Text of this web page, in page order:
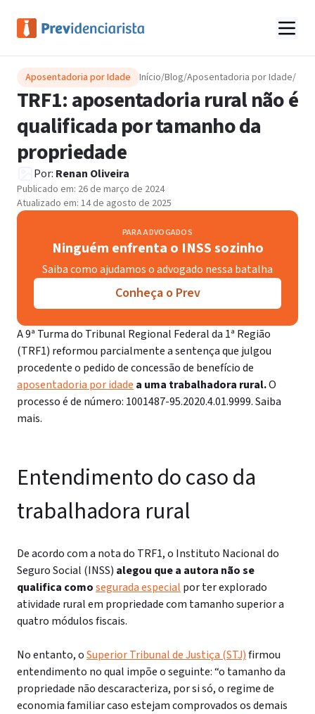
Aposentadoria por Idade Início/Blog/Aposentadoria por Idade/
TRF1: aposentadoria rural não é
qualificada por tamanho da
propriedade
Por: Renan Oliveira
Publicado em: 26 de março de 2024
Atualizado em: 14 de agosto de 2025
PARA ADVOGADOS
Ninguém enfrenta o INSS sozinho
Saiba como ajudamos o advogado nessa batalha
Conheça o Prev
A 9ª Turma do Tribunal Regional Federal da 1ª Região
(TRF1) reformou parcialmente a sentença que julgou
procedente o pedido de concessão de benefício de
aposentadoria por idade a uma trabalhadora rural.O
processo é de número: 1001487-95.2020.4.01.9999. Saiba
mais.
Entendimento do caso da
trabalhadora rural
De acordo com a nota do TRF1, o Instituto Nacional do
Seguro Social (INSS) alegou que a autora não se
qualifica comosegurada especial por ter explorado
atividade rural em propriedade com tamanho superior a
quatro módulos fiscais.
No entanto, oSuperior Tribunal de Justiça (STJ)firmou
entendimento no qual impõe o seguinte: “o tamanho da
propriedade não descaracteriza, por si só, o regime de
economia familiar caso estejam comprovados os demais